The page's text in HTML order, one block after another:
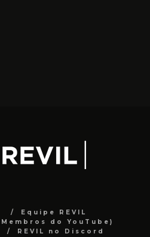
Equipe REVIL
do YouTube)
REVIL no Discord